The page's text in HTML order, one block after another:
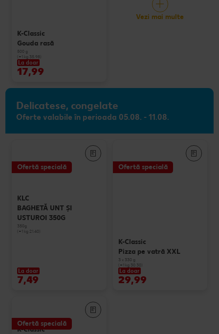
K-Classic
Gouda rasă
500 g
(=1 kg 35.98)
La doar
17,99
Vezi mai multe
Delicatese, congelate
Oferte valabile în perioada 05.08. - 11.08.
Ofertă specială
KLC
BAGHETĂ UNT ȘI
USTUROI 350G
350g
(=1 kg 21.40)
La doar
7,49
Ofertă specială
K-Classic
Pizza pe vatră XXL
3 x 330 g
(=1 kg 30.30)
La doar
29,99
Ofertă specială
K-Classic